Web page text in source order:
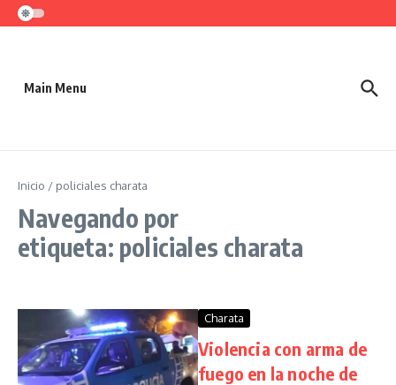
Saltar al contenido
Main Menu
Inicio / policiales charata
Navegando por
etiqueta: policiales charata
Charata
Violencia con arma de
fuego en la noche de